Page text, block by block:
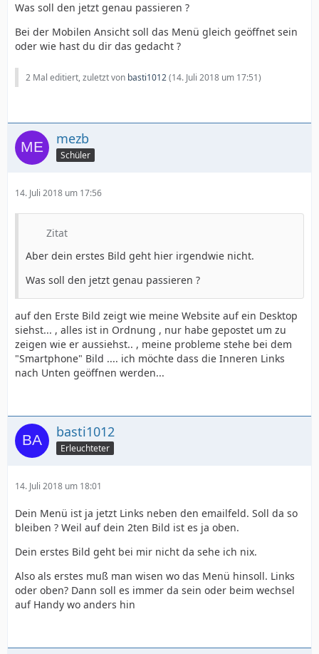
Was soll den jetzt genau passieren ?
Bei der Mobilen Ansicht soll das Menü gleich geöffnet sein
oder wie hast du dir das gedacht ?
2 Mal editiert, zuletzt von basti1012(14. Juli 2018 um 17:51)
mezb
Schüler
14. Juli 2018 um 17:56
Zitat
Aber dein erstes Bild geht hier irgendwie nicht.
Was soll den jetzt genau passieren ?
auf den Erste Bild zeigt wie meine Website auf ein Desktop
siehst... , alles ist in Ordnung , nur habe gepostet um zu
zeigen wie er aussiehst.. , meine probleme stehe bei dem
"Smartphone" Bild .... ich möchte dass die Inneren Links
nach Unten geöffnen werden...
basti1012
Erleuchteter
14. Juli 2018 um 18:01
Dein Menü ist ja jetzt Links neben den emailfeld. Soll da so
bleiben ? Weil auf dein 2ten Bild ist es ja oben.
Dein erstes Bild geht bei mir nicht da sehe ich nix.
Also als erstes muß man wisen wo das Menü hinsoll. Links
oder oben? Dann soll es immer da sein oder beim wechsel
auf Handy wo anders hin